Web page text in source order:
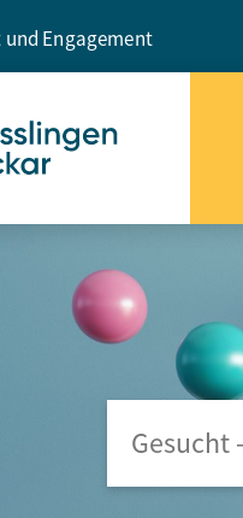
und Engagement